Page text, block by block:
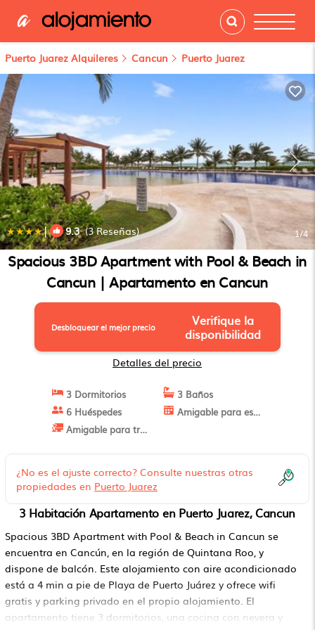
Puerto Juarez Alquileres Cancun Puerto Juarez
| 9.3(3 Reseñas) 1/4
Spacious 3BD Apartment with Pool & Beach in
Cancun | Apartamento en Cancun
Desbloquear el mejor precio
Verifique la
disponibilidad
Detalles del precio
3 Dormitorios
3 Baños
6 Huéspedes
Amigable para estancias largas
Amigable para trabajo
¿No es el ajuste correcto? Consulte nuestras otras
propiedades en Puerto Juarez
3 Habitación Apartamento en Puerto Juarez, Cancun
Spacious 3BD Apartment with Pool & Beach in Cancun se
encuentra en Cancún, en la región de Quintana Roo, y
dispone de balcón. Este alojamiento con aire acondicionado
está a 4 min a pie de Playa de Puerto Juárez y ofrece wifi
gratis y parking privado en el propio alojamiento. El
apartamento tiene 3 dormitorios, una cocina con nevera y